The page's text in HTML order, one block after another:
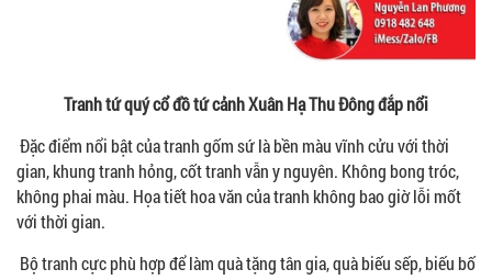
Tranh tứ quý cổ đồ tứ cảnh Xuân Hạ Thu Đông đắp nổi
Đặc điểm nổi bật của tranh gốm sứ là bền màu vĩnh cửu với thời
gian, khung tranh hỏng, cốt tranh vẫn y nguyên. Không bong tróc,
không phai màu. Họa tiết hoa văn của tranh không bao giờ lỗi mốt
với thời gian.
Bộ tranh cực phù hợp để làm quà tặng tân gia, quà biếu sếp, biếu bố